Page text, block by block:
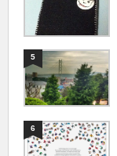
5
6